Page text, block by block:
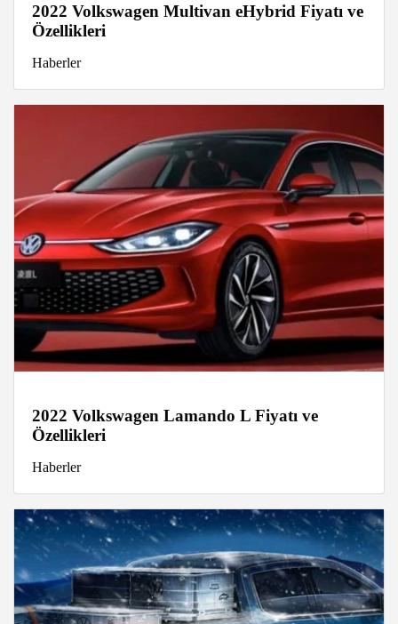
2022 Volkswagen Multivan eHybrid Fiyatı ve
Özellikleri
Haberler
2022 Volkswagen Lamando L Fiyatı ve
Özellikleri
Haberler